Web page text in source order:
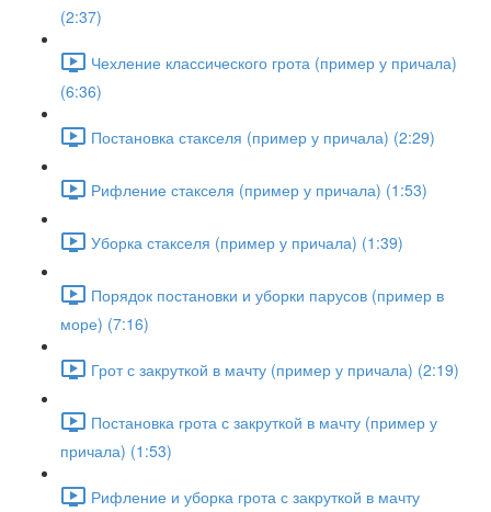
(2:37)
Чехление классического грота (пример у причала)
(6:36)
Постановка стакселя (пример у причала) (2:29)
Рифление стакселя (пример у причала) (1:53)
Уборка стакселя (пример у причала) (1:39)
Порядок постановки и уборки парусов (пример в
море) (7:16)
Грот с закруткой в мачту (пример у причала) (2:19)
Постановка грота с закруткой в мачту (пример у
причала) (1:53)
Рифление и уборка грота с закруткой в мачту